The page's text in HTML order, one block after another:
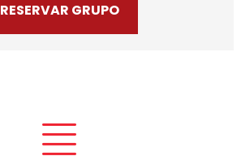
RESERVAR GRUPO